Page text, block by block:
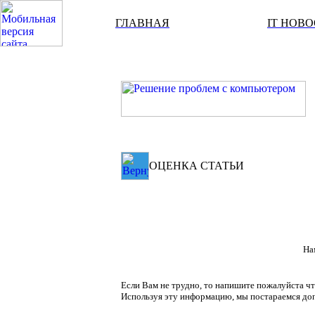
ГЛАВНАЯ IT
ОЦЕНКА СТАТЬИ
Если Вам не трудно, то напишите пожалуйста
Используя эту информацию, мы постараемся